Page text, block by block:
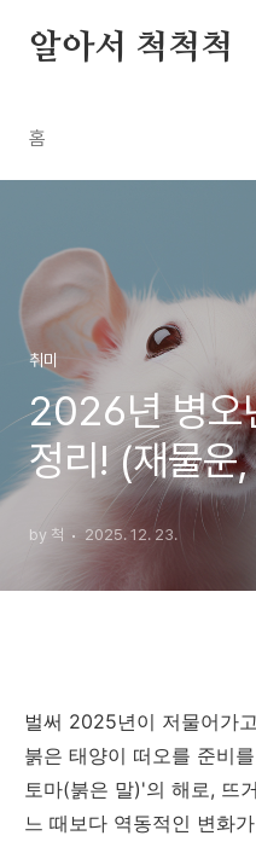
알아서 척척척
홈
취미
2026년 병오
정리! (재물운
별 풀이)
by 척 2025. 12. 23.
벌써 2025년이 저물어가
붉은 태양이 떠오를 준비
토마(붉은 말)'의 해로, 뜨
느 때보다 역동적인 변화